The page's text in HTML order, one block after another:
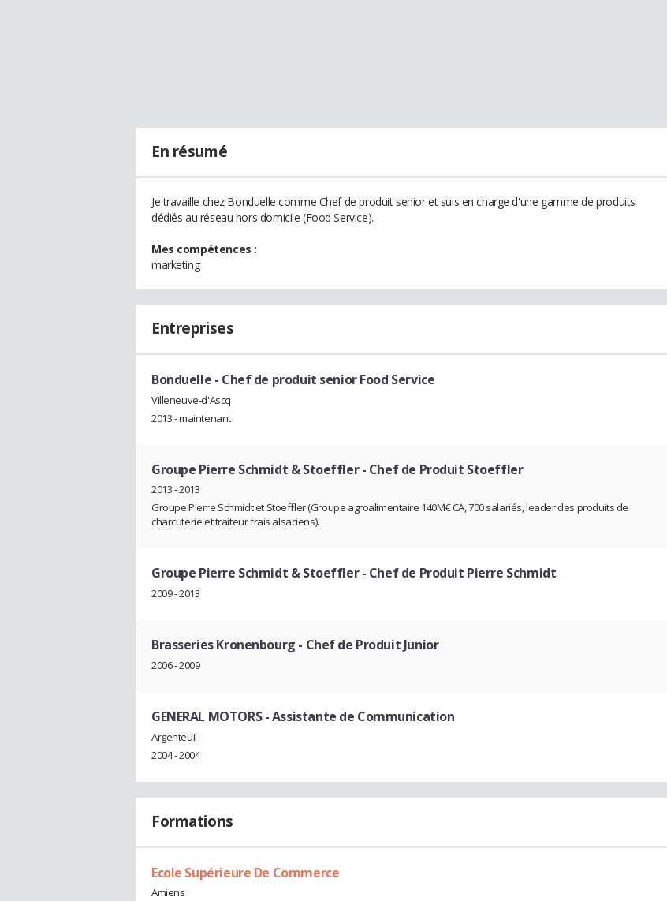
En résumé
Je travaille chez Bonduelle comme Chef de produit senior et suis en charge d'une gamme de produits
dédiés au réseau hors domicile (Food Service).
Mes compétences :
marketing
Entreprises
Bonduelle - Chef de produit senior Food Service
Villeneuve-d'Ascq
2013 - maintenant
Groupe Pierre Schmidt & Stoeffler- Chef de Produit Stoeffler
2013 - 2013
Groupe Pierre Schmidt et Stoeffler (Groupe agroalimentaire 140M€ CA, 700 salariés, leader des produits de
charcuterie et traiteur frais alsaciens).
Groupe Pierre Schmidt & Stoeffler- Chef de Produit Pierre Schmidt
2009 - 2013
Brasseries Kronenbourg - Chef de Produit Junior
2006 - 2009
GENERAL MOTORS- Assistante de Communication
Argenteuil
2004 - 2004
Formations
Ecole Supérieure De Commerce
Amiens